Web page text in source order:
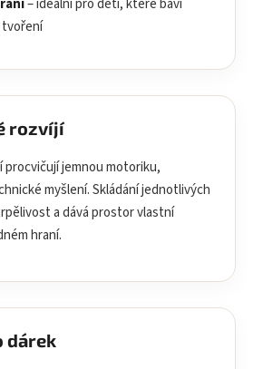
– ideální pro děti, které baví
rozvíjí
procvičují jemnou motoriku,
myšlení. Skládání jednotlivých
a dává prostor vlastní
hraní.
dárek